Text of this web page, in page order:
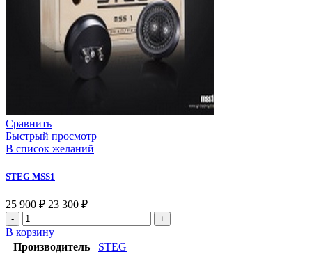
Сравнить
Быстрый просмотр
В список желаний
STEG MSS1
25 900₽ 23 300 ₽
В корзину
Производитель
STEG